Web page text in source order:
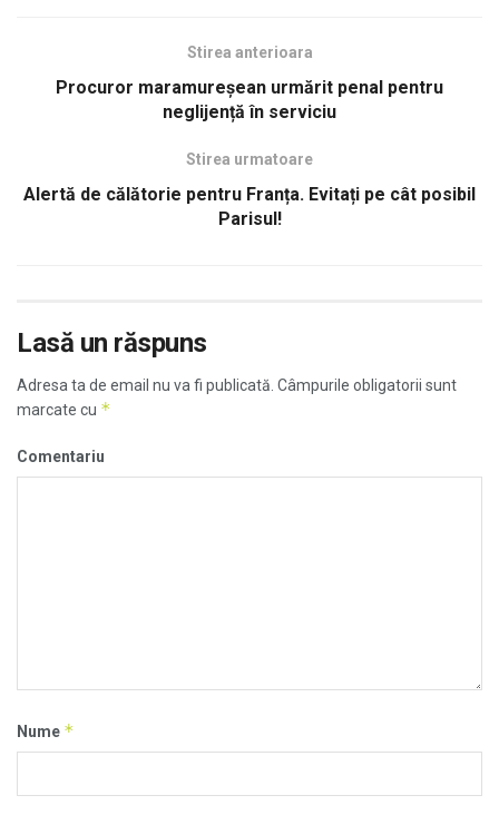
Stirea anterioara
Procuror maramureșean urmărit penal pentru
neglijență în serviciu
Stirea urmatoare
Alertă de călătorie pentru Franța. Evitați pe cât posibil
Parisul!
Lasă un răspuns
Adresa ta de email nu va fi publicată. Câmpurile obligatorii sunt
marcate cu *
Comentariu
Nume *